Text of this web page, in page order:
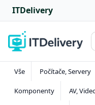
ITDelivery
Vše Počítače, Servery
Komponenty AV,